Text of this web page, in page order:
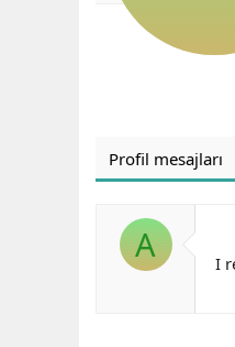
Profil mesajları
A
I